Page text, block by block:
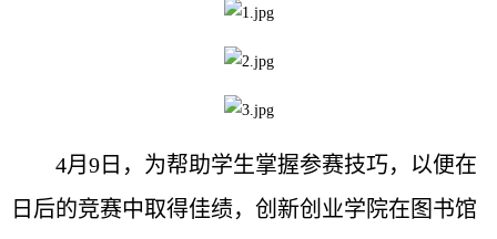
4月9日，为帮助学生掌握参赛技巧，以便在
日后的竞赛中取得佳绩，创新创业学院在图书馆